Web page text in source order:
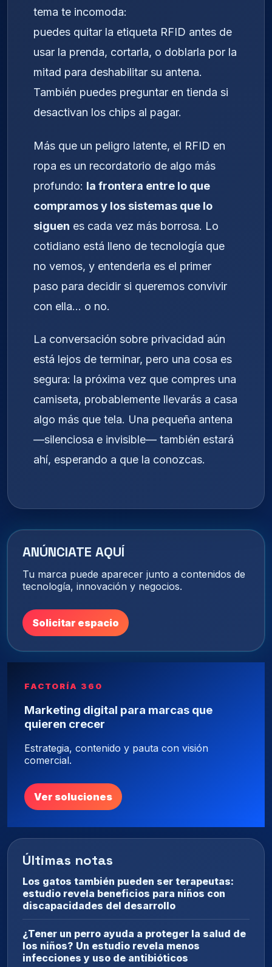
tema te incomoda:
puedes quitar la etiqueta RFID antes de
usar la prenda, cortarla, o doblarla por la
mitad para deshabilitar su antena.
También puedes preguntar en tienda si
desactivan los chips al pagar.
Más que un peligro latente, el RFID en
ropa es un recordatorio de algo más
profundo: la frontera entre lo que
compramos y los sistemas que lo
siguen es cada vez más borrosa. Lo
cotidiano está lleno de tecnología que
no vemos, y entenderla es el primer
paso para decidir si queremos convivir
con ella… o no.
La conversación sobre privacidad aún
está lejos de terminar, pero una cosa es
segura: la próxima vez que compres una
camiseta, probablemente llevarás a casa
algo más que tela. Una pequeña antena
—silenciosa e invisible— también estará
ahí, esperando a que la conozcas.
ANÚNCIATE AQUÍ
Tu marca puede aparecer junto a contenidos de
tecnología, innovación y negocios.
Solicitar espacio
FACTORÍA 360
Marketing digital para marcas que
quieren crecer
Estrategia, contenido y pauta con visión
comercial.
Ver soluciones
Últimas notas
Los gatos también pueden ser terapeutas:
estudio revela beneficios para niños con
discapacidades del desarrollo
¿Tener un perro ayuda a proteger la salud de
los niños? Un estudio revela menos
infecciones y uso de antibióticos